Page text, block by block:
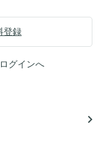
登録
ログインへ
navigate_next